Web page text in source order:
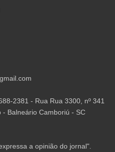
2381 - Rua Rua 3300, nº 341
Balneário Camboriú - SC
a opinião do jornal".